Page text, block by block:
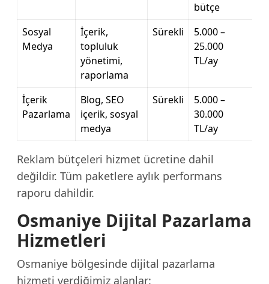
bütçe
Sosyal
Medya
İçerik,
topluluk
yönetimi,
raporlama
Sürekli
5.000 –
25.000
TL/ay
İçerik
Pazarlama
Blog, SEO
içerik, sosyal
medya
Sürekli
5.000 –
30.000
TL/ay
Reklam bütçeleri hizmet ücretine dahil
değildir. Tüm paketlere aylık performans
raporu dahildir.
Osmaniye Dijital Pazarlama
Hizmetleri
Osmaniye bölgesinde dijital pazarlama
hizmeti verdiğimiz alanlar: